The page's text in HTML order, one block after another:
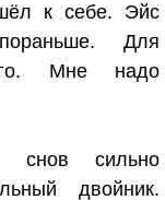
к себе. Эйс
Для
Мне надо
сильно
двойник.